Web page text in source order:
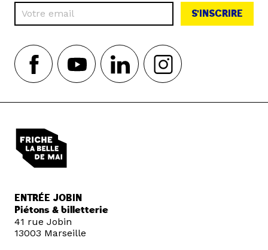
S'INSCRIRE
ENTRÉE JOBIN
Piétons & billetterie
41 rue Jobin
13003 Marseille